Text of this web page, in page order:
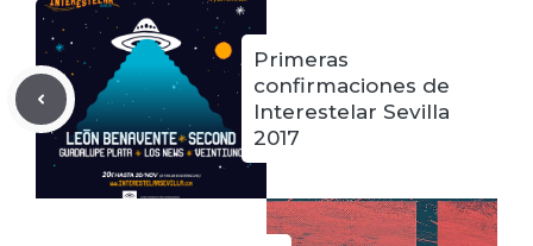
Primeras
confirmaciones de
Interestelar Sevilla
2017